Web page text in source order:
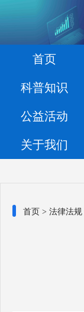
首页
科普知识
公益活动
关于我们
首页 > 法律法规